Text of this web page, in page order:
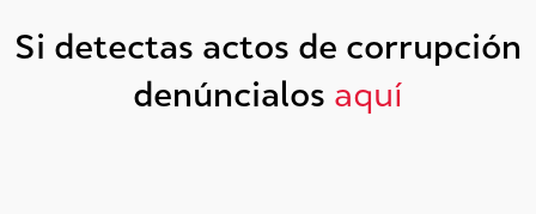
Si detectas actos de corrupción
denúncialos aquí